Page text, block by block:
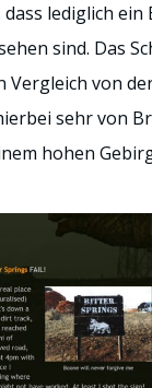
lediglich ein
sind. Das
Vergleich von
sehr von
hohen